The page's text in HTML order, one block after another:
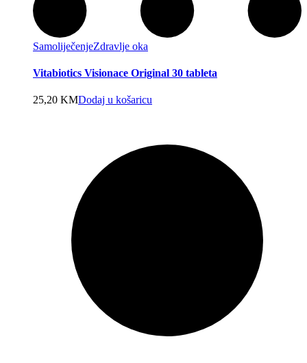
SamoliječenjeZdravlje oka
Vitabiotics Visionace Original 30 tableta
25,20 KMDodaj u košaricu